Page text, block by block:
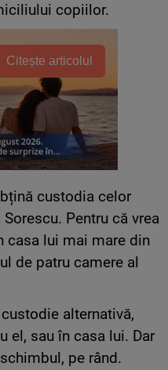
copiilor.
Citește articolul
custodia celor
Pentru că vrea
casa lui mai mare din
de patru camere al
alternativă,
el, sau în casa lui. Dar
pe rând.